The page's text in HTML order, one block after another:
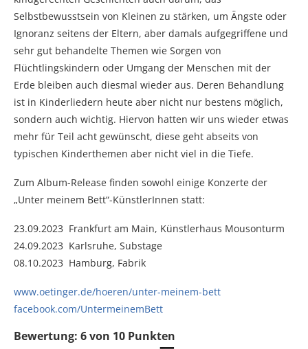
Selbstbewusstsein von Kleinen zu stärken, um Ängste oder
Ignoranz seitens der Eltern, aber damals aufgegriffene und
sehr gut behandelte Themen wie Sorgen von
Flüchtlingskindern oder Umgang der Menschen mit der
Erde bleiben auch diesmal wieder aus. Deren Behandlung
ist in Kinderliedern heute aber nicht nur bestens möglich,
sondern auch wichtig. Hiervon hatten wir uns wieder etwas
mehr für Teil acht gewünscht, diese geht abseits von
typischen Kinderthemen aber nicht viel in die Tiefe.
Zum Album-Release finden sowohl einige Konzerte der
„Unter meinem Bett“-KünstlerInnen statt:
23.09.2023 Frankfurt am Main, Künstlerhaus Mousonturm
24.09.2023 Karlsruhe, Substage
08.10.2023 Hamburg, Fabrik
www.oetinger.de/hoeren/unter-meinem-bett
facebook.com/UntermeinemBett
Bewertung: 6 von 10 Punkten